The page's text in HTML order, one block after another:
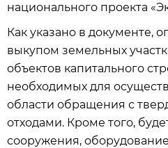
национального проекта
Как указано в документе,
выкупом земельных
объектов капитального
необходимых для
области обращения с
отходами. Кроме того,
сооружения,